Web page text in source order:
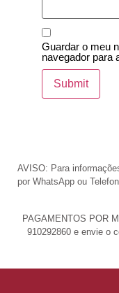
Guardar o meu
navegador para
AVISO: Para
por WhatsApp ou
PAGAMENTOS POR
910292860 e envie o